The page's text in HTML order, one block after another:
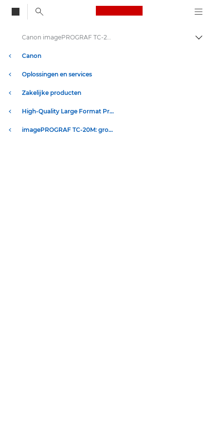
Canon Logo, back
Canon
Oplossingen en services
Zakelijke producten
High-Quality Large Format Printers for CAD/GIS and Stunning Graphics
imagePROGRAF TC-20M: grootformaat prints van hoge kwaliteit
Canon imagePROGRAF TC-20M | Grootformaat printers - Specificaties